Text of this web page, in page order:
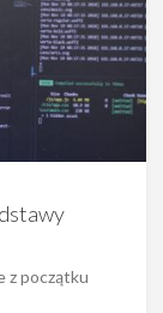
z początku